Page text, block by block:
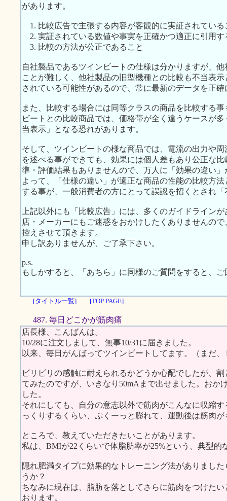
があります。
1. 比較広告で主張する内容が客観的に実証されている
2. 実証されている数値や事実を正確かつ適正に引用す
3. 比較の方法が公正であること
自社製品であるツインビートの仕様は分かりますが、
ことが難しく、他社製品の旧型機種との比較も不当表
されている可能性があるので、常に最新のデータを正
また、比較する場合には同等クラスの商品を比較する
ビートとの比較商品では、価格帯が全く違うケースが
当表示」となる恐れがあります。
そして、ツインビートの様な商品では、電流の出力や
を述べる事ができても、効果には個人差もあり公正な
準・評価結果もありませんので、万人に「効果の違い
よって、「仕様の違い」が適正な商品の性能の比較方
する事が、一般消費者の方にとって誤認を招くとされ
上記以外にも「比較広告」には、多くのガイドライン
店・メーカーにもご迷惑をおかけしたくありませんの
控えさせて頂きます。
申し訳ありませんが、ご了承下さい。
p.s.
もしかすると、「あちら」に同様のご質問をすると、
[タイトル一覧] [TOP PAGE]
487. 毎日どこかが筋肉痛
店長様、こんばんは。
10/28に注文しまして、無事10/31に届きました。
以来、毎日がんばってツインビートしてます。（まだ
ビリビリの感触に耐えられるかどうか心配でしたが、
てみたのですが、いきなり50mAまで出せました。おか
した。
それにしても、自分の意志以外で筋肉がこんなに収縮
っくりするくらい、ぷくーっと膨れて、運動後は筋肉
ところで、教えていただきたいことがあります。
私は、BMIが22くらいで体脂肪率が25%という、典型
隠れ肥満タイプに効果的なトレーニング法がありまし
うか？
ちなみに現在は、脂肪を落としてさらに筋肉をつけた
おります。